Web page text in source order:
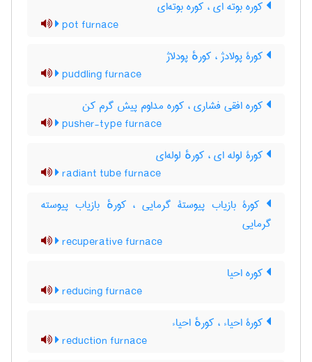
کوره بوته ای ، کوره بوته‌ای
pot furnace
کورۀ پولادژ ، کورهٔ پودلاژ
puddling furnace
کوره افقی فشاری ، کوره مداوم پیش گرم کن
pusher-type furnace
کورۀ لوله ای ، کورهٔ لوله‌ای
radiant tube furnace
کورۀ بازیاب پیوستۀ گرمایی ، کورهٔ بازیاب پیوسته
گرمایی
recuperative furnace
کوره احیا
reducing furnace
کورۀ احیاء ، کورهٔ احیاء
reduction furnace